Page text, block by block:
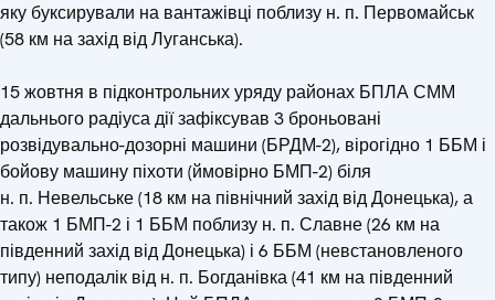
яку буксирували на вантажівці поблизу н. п. Первомайськ
(58 км на захід від Луганська).
15 жовтня в підконтрольних уряду районах БПЛА СММ
дальнього радіуса дії зафіксував 3 броньовані
розвідувально-дозорні машини (БРДМ-2), вірогідно 1 ББМ і
бойову машину піхоти (ймовірно БМП-2) біля
н. п. Невельське (18 км на північний захід від Донецька), а
також 1 БМП-2 і 1 ББМ поблизу н. п. Славне (26 км на
південний захід від Донецька) і 6 ББМ (невстановленого
типу) неподалік від н. п. Богданівка (41 км на південний